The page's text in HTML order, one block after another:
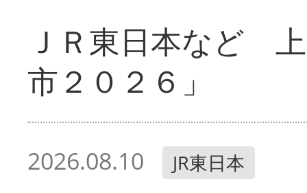
ＪＲ東日本など
市２０２６」
2026.08.10 JR東日本